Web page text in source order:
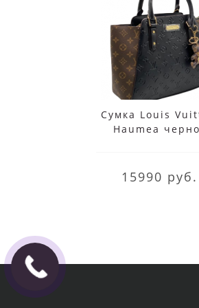
Сумка Louis
Haumea
15990 руб.